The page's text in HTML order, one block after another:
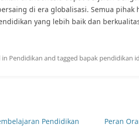
di era globalisasi. Semua pihak
yang lebih baik dan
in Pendidikan and tagged bapak pendidikan
Pendidikan
Peran